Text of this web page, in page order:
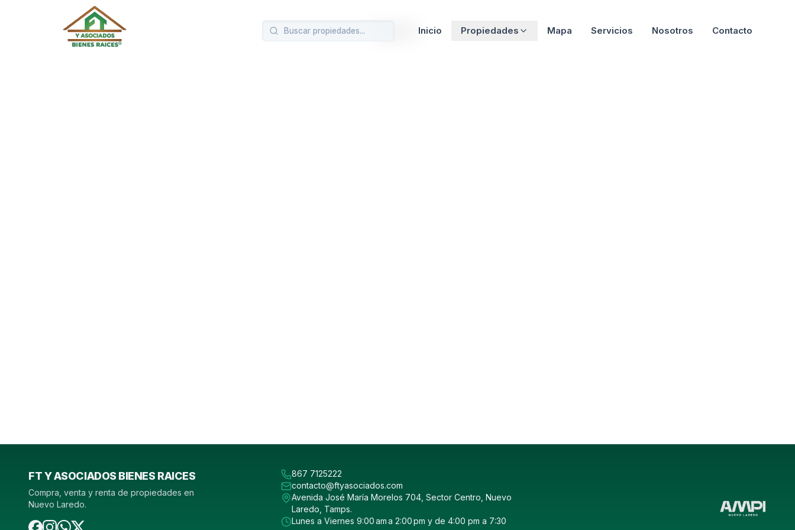
Inicio Propiedades Mapa Servicios Nosotros Contacto
Cargando…
FT Y ASOCIADOS BIENES RAICES
Compra, venta y renta de propiedades en
Nuevo Laredo.
867 7125222
contacto@ftyasociados.com
Avenida José María Morelos 704, Sector Centro, Nuevo
Laredo, Tamps.
Lunes a Viernes 9:00 am a 2:00 pm y de 4:00 pm a 7:30